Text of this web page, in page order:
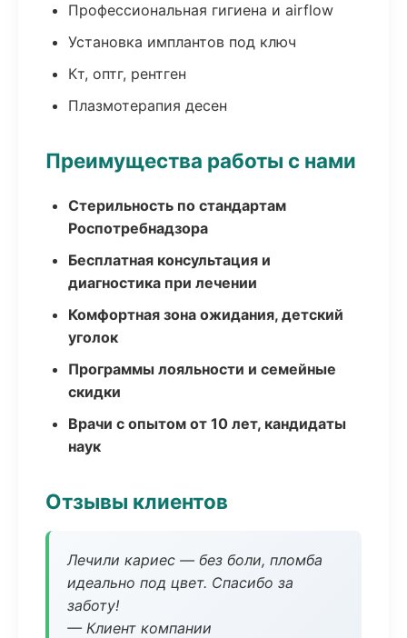
Профессиональная гигиена и airflow
Установка имплантов под ключ
Кт, оптг, рентген
Плазмотерапия десен
Преимущества работы с нами
Стерильность по стандартам
Роспотребнадзора
Бесплатная консультация и
диагностика при лечении
Комфортная зона ожидания, детский
уголок
Программы лояльности и семейные
скидки
Врачи с опытом от 10 лет, кандидаты
наук
Отзывы клиентов
Лечили кариес — без боли, пломба
идеально под цвет. Спасибо за
заботу!
— Клиент компании